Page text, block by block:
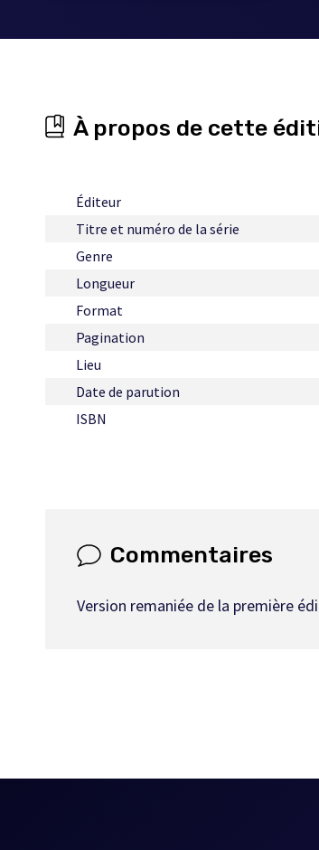
À propos de cette
Éditeur
Titre et numéro de la série
Genre
Longueur
Format
Pagination
Lieu
Date de parution
ISBN
Commentaires
Version remaniée de la première